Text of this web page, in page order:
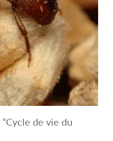
“Cycle de vie du